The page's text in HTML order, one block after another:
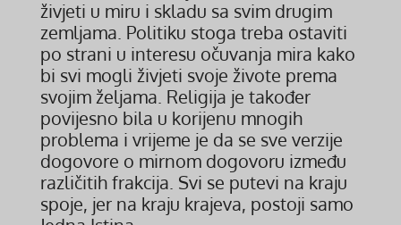
živjeti u miru i skladu sa svim drugim
zemljama. Politiku stoga treba ostaviti
po strani u interesu očuvanja mira kako
bi svi mogli živjeti svoje živote prema
svojim željama. Religija je također
povijesno bila u korijenu mnogih
problema i vrijeme je da se sve verzije
dogovore o mirnom dogovoru između
različitih frakcija. Svi se putevi na kraju
spoje, jer na kraju krajeva, postoji samo